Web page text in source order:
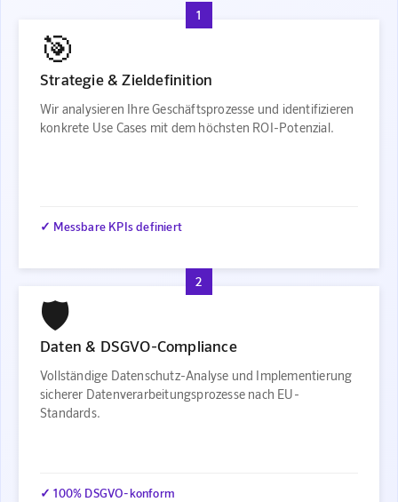
1
🎯
Strategie & Zieldefinition
Wir analysieren Ihre Geschäftsprozesse und identifizieren
konkrete Use Cases mit dem höchsten ROI-Potenzial.
✓ Messbare KPIs definiert
2
🛡️
Daten & DSGVO-Compliance
Vollständige Datenschutz-Analyse und Implementierung
sicherer Datenverarbeitungsprozesse nach EU-
Standards.
✓ 100% DSGVO-konform